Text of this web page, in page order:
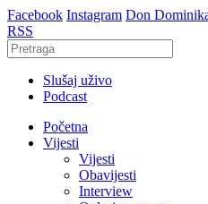
Facebook Instagram Don
RSS
Slušaj uživo
Podcast
Početna
Vijesti
Vijesti
Obavijesti
Interview